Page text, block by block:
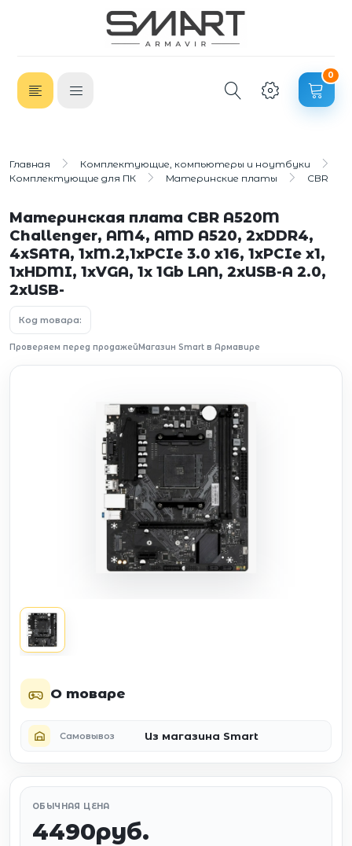
0
Главная
Комплектующие, компьютеры и ноутбуки
Комплектующие для ПК
Материнские платы CBR
Материнская плата CBR A520M
Challenger, AM4, AMD A520, 2xDDR4,
4xSATA, 1xM.2,1xPCIe 3.0 x16, 1xPCIe x1,
1xHDMI, 1xVGA, 1x 1Gb LAN, 2xUSB-A 2.0,
2xUSB-
Код товара:
Проверяем перед продажейМагазин Smart в Армавире
О товаре
Самовывоз Из магазина Smart
ОБЫЧНАЯ ЦЕНА
4490руб.